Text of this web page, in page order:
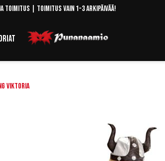
toimitus | Toimitus vain 1-3 arkipäivää!
Toggle
Navigation
Viktoria